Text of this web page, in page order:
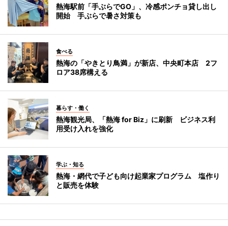
熱海駅前「手ぶらでGO」、冷感ポンチョ貸し出し
開始 手ぶらで暑さ対策も
食べる
熱海の「やきとり鳥満」が新店、中央町本店 2フ
ロア38席構える
暮らす・働く
熱海観光局、「熱海 for Biz」に刷新 ビジネス利
用受け入れを強化
学ぶ・知る
熱海・網代で子ども向け起業家プログラム 塩作り
と販売を体験